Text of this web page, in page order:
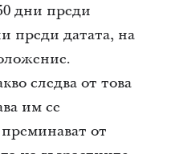
дни преди
преди датата, на
следва от това
им се
от